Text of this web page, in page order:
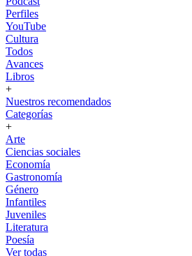
Perfiles
YouTube
Cultura
Todos
Avances
Libros
+
Nuestros recomendados
Categorías
+
Arte
Ciencias sociales
Economía
Gastronomía
Género
Infantiles
Juveniles
Literatura
Poesía
Ver todas